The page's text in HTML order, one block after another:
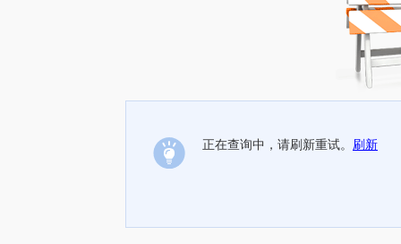
正在查询中，请刷新重试。 刷新